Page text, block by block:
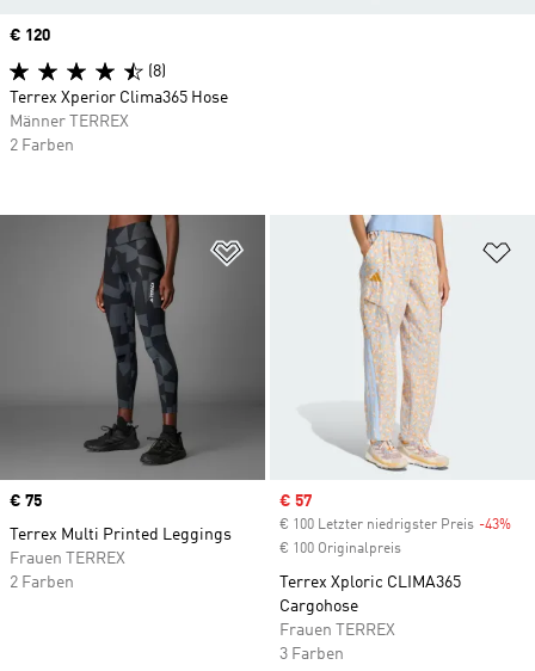
Zur Wunschliste hinzufügen
Price
€ 75
Terrex Multi Printed Leggings
Frauen TERREX
2 Farben
Sale price
€ 57
€ 100 Letzter niedrigster Preis -43%
€ 100 Originalpreis
Terrex Xploric CLIMA365
Cargohose
Frauen TERREX
3 Farben
Price
€ 120
(8)
Terrex Xperior Clima365 Hose
Männer TERREX
2 Farben